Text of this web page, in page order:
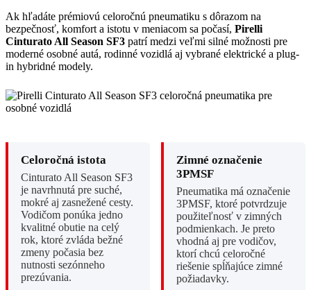
Ak hľadáte prémiovú celoročnú pneumatiku s dôrazom na
bezpečnosť, komfort a istotu v meniacom sa počasí, Pirelli
Cinturato All Season SF3 patrí medzi veľmi silné možnosti pre
moderné osobné autá, rodinné vozidlá aj vybrané elektrické a plug-
in hybridné modely.
Celoročná istota
Cinturato All Season SF3
je navrhnutá pre suché,
mokré aj zasnežené cesty.
Vodičom ponúka jedno
kvalitné obutie na celý
rok, ktoré zvláda bežné
zmeny počasia bez
nutnosti sezónneho
prezúvania.
Zimné označenie
3PMSF
Pneumatika má označenie
3PMSF, ktoré potvrdzuje
použiteľnosť v zimných
podmienkach. Je preto
vhodná aj pre vodičov,
ktorí chcú celoročné
riešenie spĺňajúce zimné
požiadavky.